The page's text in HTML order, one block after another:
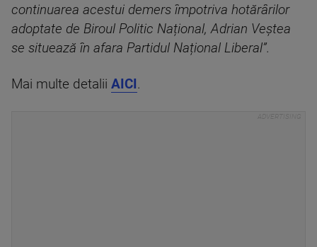
continuarea acestui demers împotriva hotărârilor
adoptate de Biroul Politic Național, Adrian Veștea
se situează în afara Partidul Național Liberal”.
Mai multe detalii AICI.